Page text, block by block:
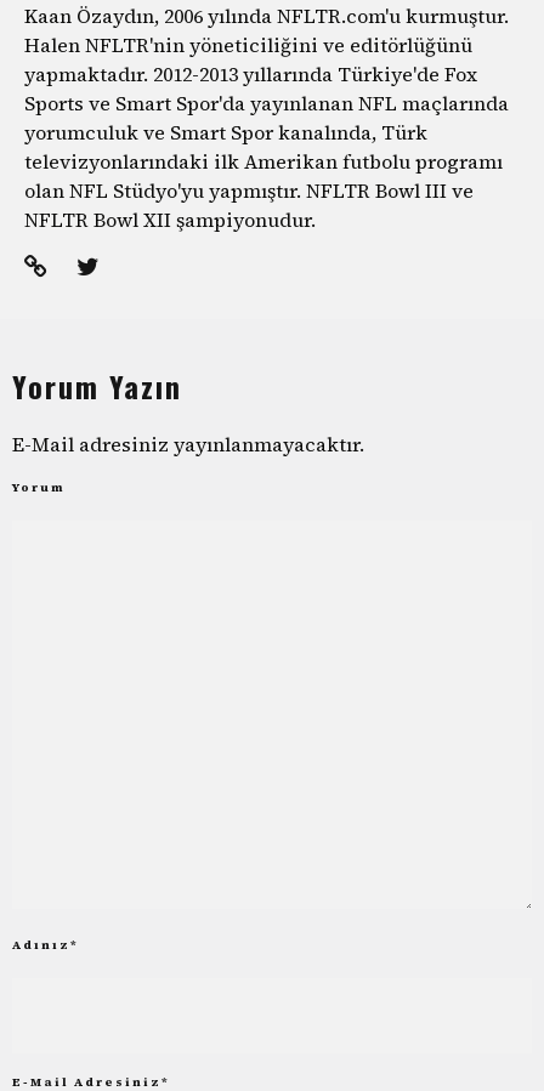
Kaan Özaydın, 2006 yılında NFLTR.com'u kurmuştur.
Halen NFLTR'nin yöneticiliğini ve editörlüğünü
yapmaktadır. 2012-2013 yıllarında Türkiye'de Fox
Sports ve Smart Spor'da yayınlanan NFL maçlarında
yorumculuk ve Smart Spor kanalında, Türk
televizyonlarındaki ilk Amerikan futbolu programı
olan NFL Stüdyo'yu yapmıştır. NFLTR Bowl III ve
NFLTR Bowl XII şampiyonudur.
Yorum Yazın
E-Mail adresiniz yayınlanmayacaktır.
Yorum
Adınız *
E-Mail Adresiniz *